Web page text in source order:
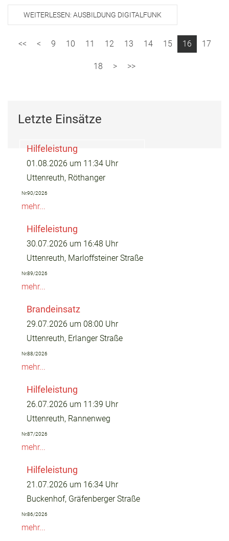
WEITERLESEN: AUSBILDUNG DIGITALFUNK
9 10 11 12 13 14 15 16 17
18
Letzte Einsätze
Hilfeleistung
01.08.2026 um 11:34 Uhr
Uttenreuth, Röthanger
Nr.90/2026
mehr...
Hilfeleistung
30.07.2026 um 16:48 Uhr
Uttenreuth, Marloffsteiner Straße
Nr.89/2026
mehr...
Brandeinsatz
29.07.2026 um 08:00 Uhr
Uttenreuth, Erlanger Straße
Nr.88/2026
mehr...
Hilfeleistung
26.07.2026 um 11:39 Uhr
Uttenreuth, Rannenweg
Nr.87/2026
mehr...
Hilfeleistung
21.07.2026 um 16:34 Uhr
Buckenhof, Gräfenberger Straße
Nr.86/2026
mehr...